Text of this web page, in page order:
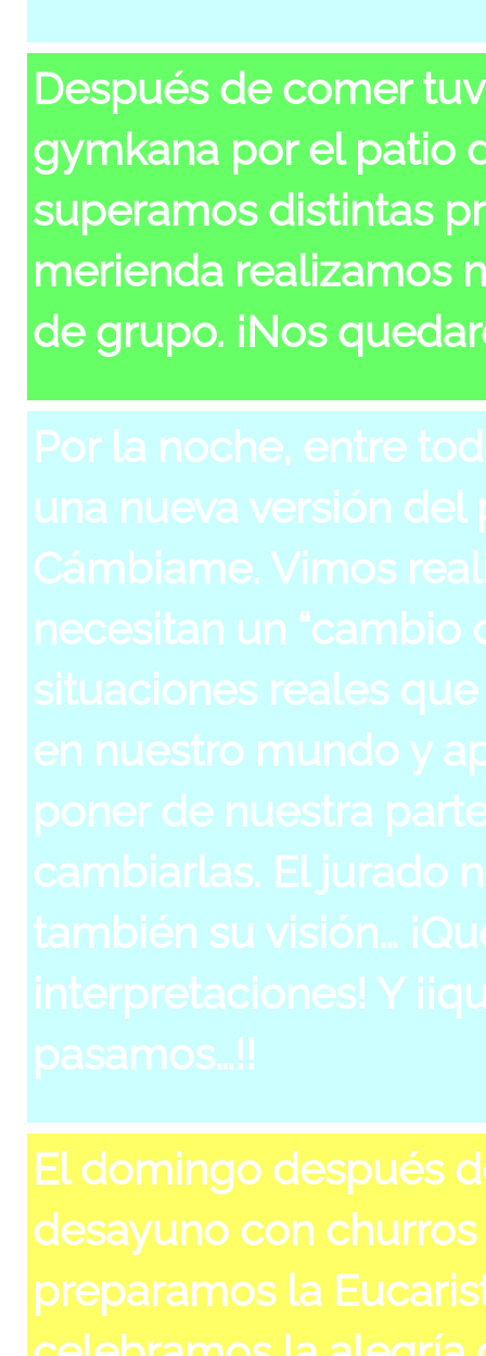
Después de comer
gymkana por el patio
superamos distintas
merienda realizamos
de grupo. ¡Nos
Por la noche, entre
una nueva versión del
Cámbiame. Vimos
necesitan un “cambio
situaciones reales
en nuestro mundo y
poner de nuestra
cambiarlas. El jurado
también su visión…
interpretaciones! Y
pasamos…!!
El domingo después
desayuno con
preparamos la